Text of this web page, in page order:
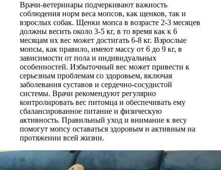
Врачи-ветеринары подчеркивают важность
соблюдения норм веса мопсов, как щенков, так и
взрослых собак. Щенки мопса в возрасте 2-3 месяцев
должны весить около 3-5 кг, в то время как к 6
месяцам их вес может достигать 6-8 кг. Взрослые
мопсы, как правило, имеют массу от 6 до 9 кг, в
зависимости от пола и индивидуальных
особенностей. Избыточный вес может привести к
серьезным проблемам со здоровьем, включая
заболевания суставов и сердечно-сосудистой
системы. Врачи рекомендуют регулярно
контролировать вес питомца и обеспечивать ему
сбалансированное питание и физическую
активность. Правильный уход и внимание к весу
помогут мопсу оставаться здоровым и активным на
протяжении всей жизни.